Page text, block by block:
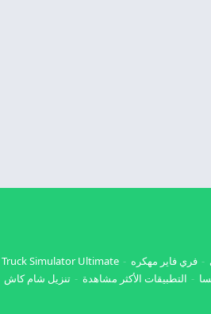
فري فاير مهكره Truck Simulator Ultimate مهكره
التطبيقات الأكثر مشاهدة تنزيل شام كاش